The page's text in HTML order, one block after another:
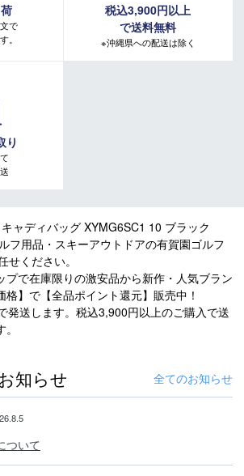
で
。
税込3,900円以上
で送料無料
※沖縄県への配送は除く
り
ャディバッグ XYMG6SC1 10 ブラック
フ用品・スキーアウトドアの有賀園ゴルフ
せください。
プで在庫限りの激安品から新作・人気ブラン
格】で【全品ポイント還元】販売中！
発送します。税込3,900円以上のご購入で送
知らせ 全てのお知らせ
ついて